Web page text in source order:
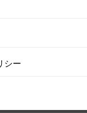
計なシステムがなく
シー